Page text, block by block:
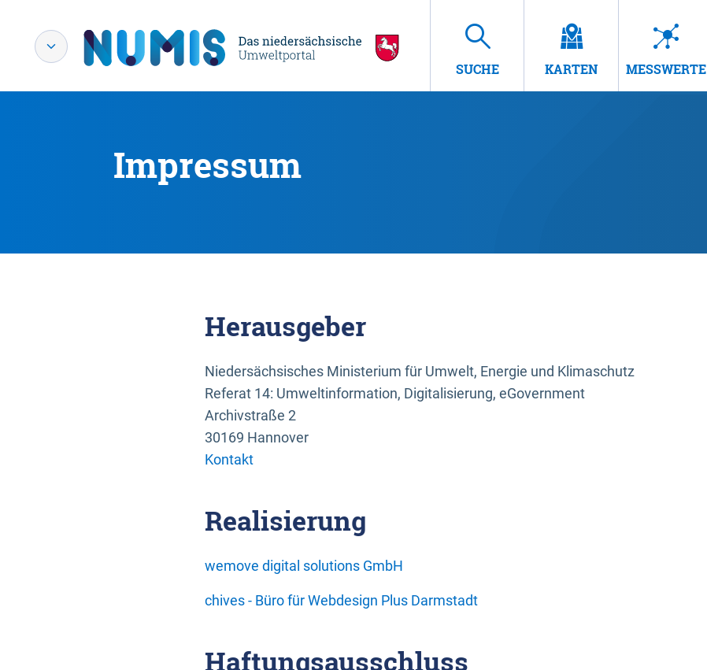
SUCHE KARTEN MESSWERTE
Impressum
Herausgeber
Niedersächsisches Ministerium für Umwelt, Energie und Klimaschutz
Referat 14: Umweltinformation, Digitalisierung, eGovernment
Archivstraße 2
30169 Hannover
Kontakt
Realisierung
wemove digital solutions GmbH
chives - Büro für Webdesign Plus Darmstadt
Haftungsausschluss